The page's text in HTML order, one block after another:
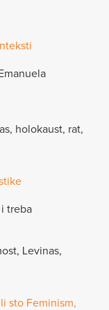
holokaust, rat,
treba
Levinas,
sto Feminism,